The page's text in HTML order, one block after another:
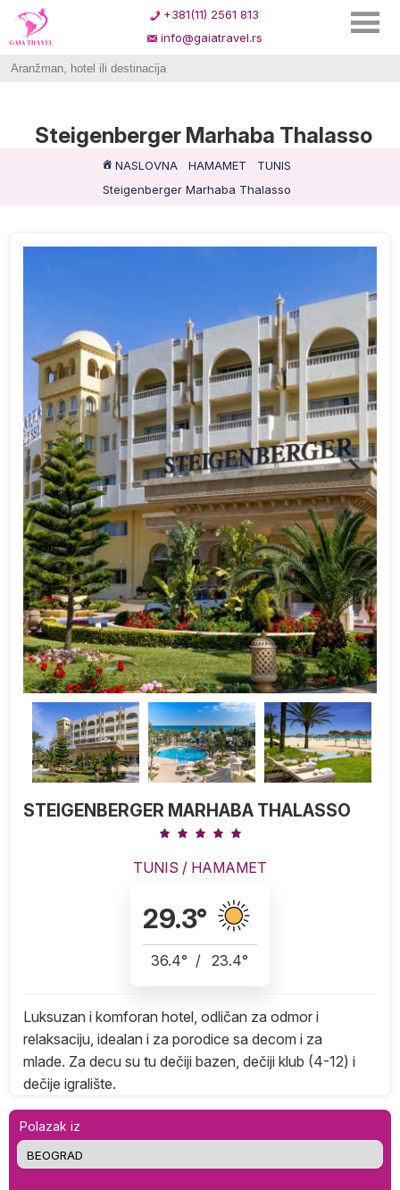
+381(11) 2561 813
info@gaiatravel.rs
Steigenberger Marhaba Thalasso
NASLOVNA HAMAMET
TUNIS
Steigenberger Marhaba Thalasso
STEIGENBERGER MARHABA THALASSO
TUNIS / HAMAMET
29.3°
36.4° / 23.4°
Luksuzan i komforan hotel, odličan za odmor i
relaksaciju, idealan i za porodice sa decom i za
mlade. Za decu su tu dečiji bazen, dečiji klub (4-12) i
dečije igralište.
Polazak iz